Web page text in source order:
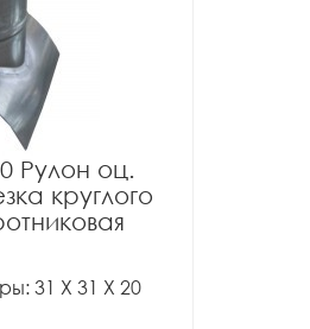
Рулон оц.
круглого
31 X 31 X 20